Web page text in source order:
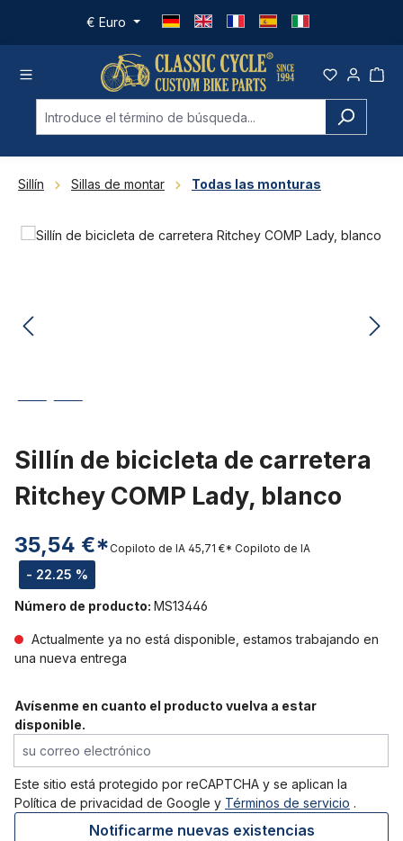
Saltar al contenido principal
€ Euro
Sillín Sillas de montar Todas las monturas
Omitir galería de imágenes
Sillín de bicicleta de carretera
Ritchey COMP Lady, blanco
35,54 €*
- 22.25 %
Copiloto de IA 45,71 €* Copiloto de IA
Número de producto: MS13446
Actualmente ya no está disponible, estamos trabajando en
una nueva entrega
Avísenme en cuanto el producto vuelva a estar
disponible.
su correo electrónico
Este sitio está protegido por reCAPTCHA y se aplican la
Política de privacidad de Google y Términos de servicio .
Notificarme nuevas existencias